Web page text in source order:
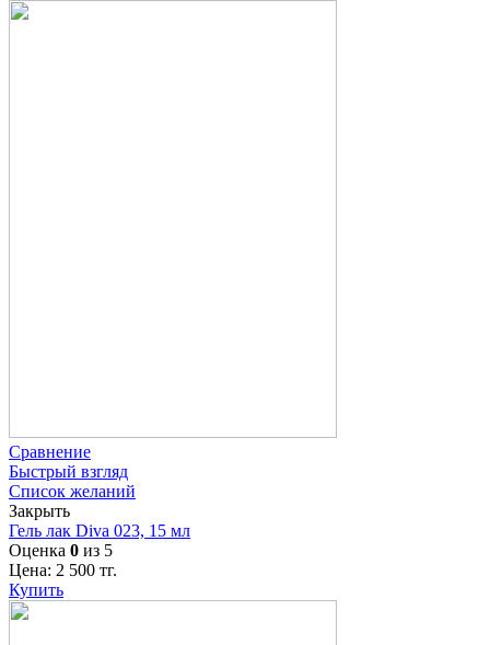
Сравнение
Быстрый взгляд
Список желаний
Закрыть
Гель лак Diva 023, 15 мл
Оценка 0 из 5
Цена: 2 500 тг.
Купить